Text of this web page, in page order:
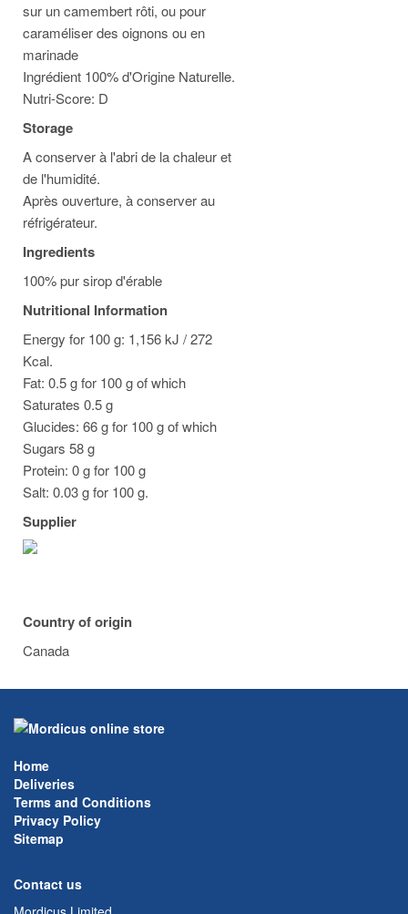
sur un camembert rôti, ou pour
caraméliser des oignons ou en
marinade
Ingrédient 100% d'Origine Naturelle.
Nutri-Score: D
Storage
A conserver à l'abri de la chaleur et
de l'humidité.
Après ouverture, à conserver au
réfrigérateur.
Ingredients
100% pur sirop d'érable
Nutritional Information
Energy for 100 g: 1,156 kJ / 272
Kcal.
Fat: 0.5 g for 100 g of which
Saturates 0.5 g
Glucides: 66 g for 100 g of which
Sugars 58 g
Protein: 0 g for 100 g
Salt: 0.03 g for 100 g.
Supplier
Country of origin
Canada
Home
Deliveries
Terms and Conditions
Privacy Policy
Sitemap
Contact us